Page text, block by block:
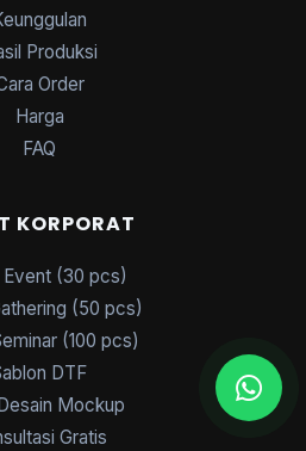
Produksi
Order
Harga
FAQ
KORPORAT
Event (30 pcs)
(50 pcs)
(100 pcs)
DTF
Mockup
Gratis